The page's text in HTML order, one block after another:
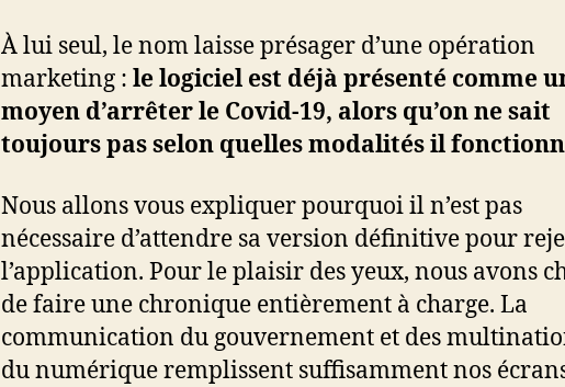
À lui seul, le nom laisse présager d’une opération
marketing : le logiciel est déjà présenté comme
moyen d’arrêter le Covid-19, alors qu’on ne sait
toujours pas selon quelles modalités il
Nous allons vous expliquer pourquoi il n’est pas
nécessaire d’attendre sa version définitive pour
l’application. Pour le plaisir des yeux, nous avons
de faire une chronique entièrement à charge. La
communication du gouvernement et des
du numérique remplissent suffisamment nos